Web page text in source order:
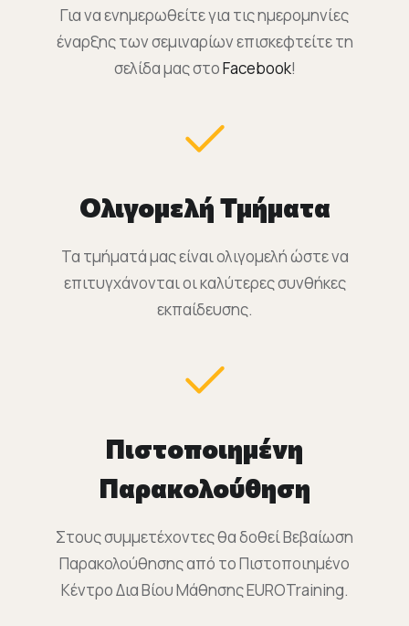
Για να ενημερωθείτε για τις ημερομηνίες
έναρξης των σεμιναρίων επισκεφτείτε τη
σελίδα μας στοFacebook!
Ολιγομελή Τμήματα
Τα τμήματά μας είναι ολιγομελή ώστε να
επιτυγχάνονται οι καλύτερες συνθήκες
εκπαίδευσης.
Πιστοποιημένη
Παρακολούθηση
Στους συμμετέχοντες θα δοθεί Βεβαίωση
Παρακολούθησης από το Πιστοποιημένο
Κέντρο Δια Βίου Μάθησης EUROTraining.